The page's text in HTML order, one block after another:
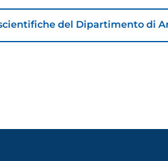
del Dipartimento di